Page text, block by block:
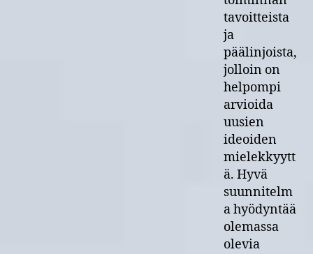
tavoitteista
ja
päälinjoista,
jolloin on
helpompi
arvioida
uusien
ideoiden
mielekkyytt
ä. Hyvä
suunnitelm
a hyödyntää
olemassa
olevia